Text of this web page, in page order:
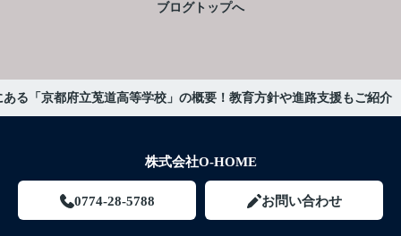
ブログトップへ
ある「京都府立莵道高等学校」の概要！教育方針や進路支援もご紹介
株式会社O-HOME
0774-28-5788 お問い合わせ